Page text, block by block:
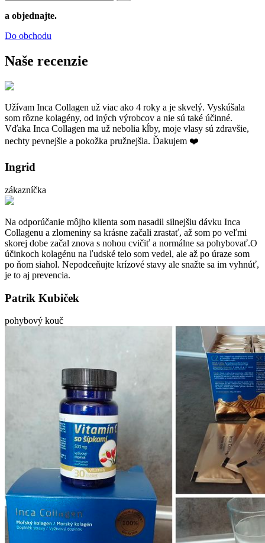
a objednajte.
Do obchodu
Naše recenzie
Užívam Inca Collagen už viac ako 4 roky a je skvelý. Vyskúšala
som rôzne kolagény, od iných výrobcov a nie sú také účinné.
Vďaka Inca Collagen ma už nebolia kĺby, moje vlasy sú zdravšie,
nechty pevnejšie a pokožka pružnejšia. Ďakujem ❤️
Ingrid
zákazníčka
Na odporúčanie môjho klienta som nasadil silnejšiu dávku Inca
Collagenu a zlomeniny sa krásne začali zrastať, až som po veľmi
skorej dobe začal znova s nohou cvičiť a normálne sa pohybovať.O
účinkoch kolagénu na ľudské telo som vedel, ale až po úraze som
po ňom siahol. Nepodceňujte krízové stavy ale snažte sa im vyhnúť,
je to aj prevencia.
Patrik Kubiček
pohybový kouč